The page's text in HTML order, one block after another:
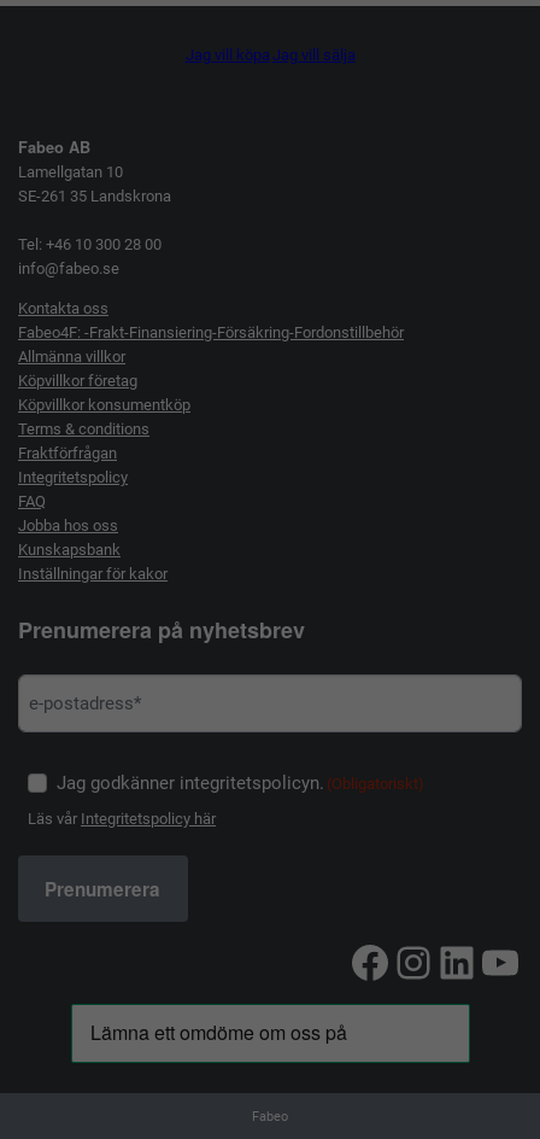
Jag vill köpa Jag vill sälja
Fabeo AB
Lamellgatan 10
SE-261 35 Landskrona
Tel: +46 10 300 28 00
info@fabeo.se
Kontakta oss
Fabeo4F: -Frakt-Finansiering-Försäkring-Fordonstillbehör
Allmänna villkor
Köpvillkor företag
Köpvillkor konsumentköp
Terms & conditions
Fraktförfrågan
Integritetspolicy
FAQ
Jobba hos oss
Kunskapsbank
Inställningar för kakor
Prenumerera på nyhetsbrev
Jag godkänner integritetspolicyn. (Obligatoriskt)
Läs vår Integritetspolicy här
Facebook
Fabeo